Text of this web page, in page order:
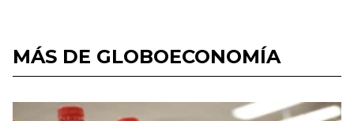
MÁS DE GLOBOECONOMÍA